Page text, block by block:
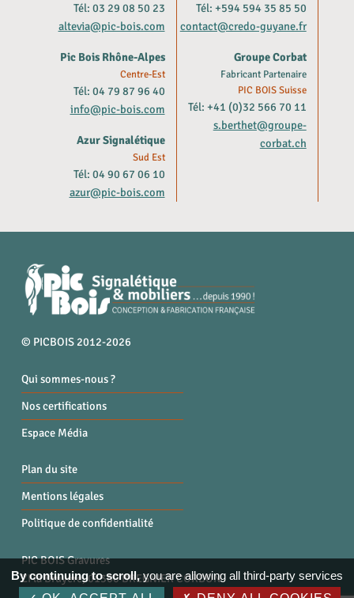
Tél: 03 29 08 50 23
altevia@pic-bois.com
Pic Bois Rhône-Alpes
Centre-Est
Tél: 04 79 87 96 40
info@pic-bois.com
Azur Signalétique
Sud Est
Tél: 04 90 67 06 10
azur@pic-bois.com
Tél: +594 594 35 85 50
contact@credo-guyane.fr
Groupe Corbat
Fabricant Partenaire
PIC BOIS Suisse
Tél: +41 (0)32 566 70 11
s.berthet@groupe-
corbat.ch
© PICBOIS 2012-2026
Qui sommes-nous ?
Nos certifications
Espace Média
Plan du site
Mentions légales
Politique de confidentialité
PIC BOIS Gravures
ZI la Bruyère, 01300 BREGNIER CORDON
By continuing to scroll,you are allowing all third-party services